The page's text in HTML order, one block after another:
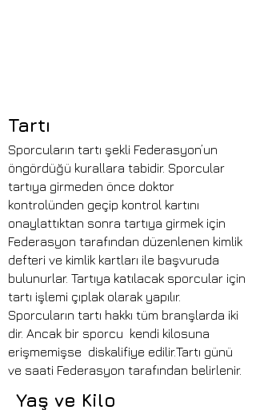
Tartı
Sporcuların tartı şekli Federasyon’un
öngördüğü kurallara tabidir. Sporcular
tartıya girmeden önce doktor
kontrolünden geçip kontrol kartını
onaylattıktan sonra tartıya girmek için
Federasyon tarafından düzenlenen kimlik
defteri ve kimlik kartları ile başvuruda
bulunurlar. Tartıya katılacak sporcular için
tartı işlemi çıplak olarak yapılır.
Sporcuların tartı hakkı tüm branşlarda iki
dir. Ancak bir sporcu kendi kilosuna
erişmemişse diskalifiye edilir.Tartı günü
ve saati Federasyon tarafından belirlenir.
Yaş ve Kilo